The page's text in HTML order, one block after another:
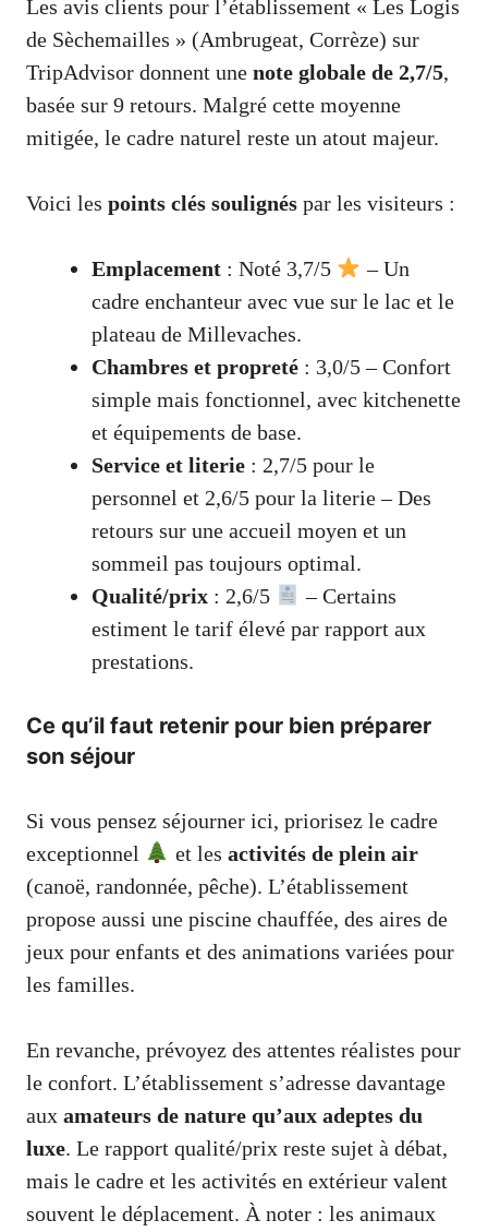
Les avis clients pour l’établissement « Les Logis
de Sèchemailles » (Ambrugeat, Corrèze) sur
TripAdvisor donnent une note globale de 2,7/5,
basée sur 9 retours. Malgré cette moyenne
mitigée, le cadre naturel reste un atout majeur.
Voici les points clés soulignés par les visiteurs :
Emplacement : Noté 3,7/5
– Un
cadre enchanteur avec vue sur le lac et le
plateau de Millevaches.
Chambres et propreté : 3,0/5 – Confort
simple mais fonctionnel, avec kitchenette
et équipements de base.
Service et literie : 2,7/5 pour le
personnel et 2,6/5 pour la literie – Des
retours sur une accueil moyen et un
sommeil pas toujours optimal.
Qualité/prix : 2,6/5
– Certains
estiment le tarif élevé par rapport aux
prestations.
Ce qu’il faut retenir pour bien préparer
son séjour
Si vous pensez séjourner ici, priorisez le cadre
exceptionnel
et les activités de plein air
(canoë, randonnée, pêche). L’établissement
propose aussi une piscine chauffée, des aires de
jeux pour enfants et des animations variées pour
les familles.
En revanche, prévoyez des attentes réalistes pour
le confort. L’établissement s’adresse davantage
aux amateurs de nature qu’aux adeptes du
luxe. Le rapport qualité/prix reste sujet à débat,
mais le cadre et les activités en extérieur valent
souvent le déplacement. À noter : les animaux